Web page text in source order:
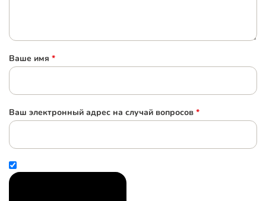
Ваше имя *
Ваш электронный адрес на случай вопросов *